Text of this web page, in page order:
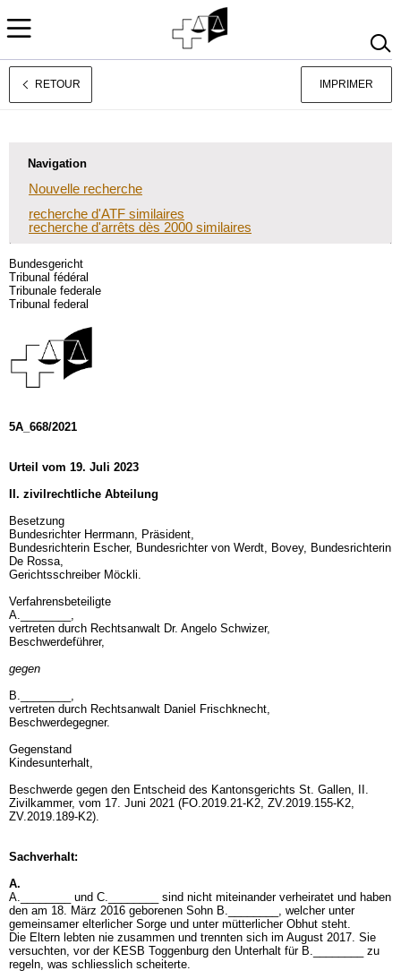
Deutsch
RETOUR IMPRIMER
Navigation
Nouvelle recherche
recherche d'ATF similaires
recherche d'arrêts dès 2000 similaires
Bundesgericht
Tribunal fédéral
Tribunale federale
Tribunal federal
5A_668/2021
Urteil vom 19. Juli 2023
II. zivilrechtliche Abteilung
Besetzung
Bundesrichter Herrmann, Präsident,
Bundesrichterin Escher, Bundesrichter von Werdt, Bovey, Bundesrichterin
De Rossa,
Gerichtsschreiber Möckli.
Verfahrensbeteiligte
A.________,
vertreten durch Rechtsanwalt Dr. Angelo Schwizer,
Beschwerdeführer,
gegen
B.________,
vertreten durch Rechtsanwalt Daniel Frischknecht,
Beschwerdegegner.
Gegenstand
Kindesunterhalt,
Beschwerde gegen den Entscheid des Kantonsgerichts St. Gallen, II.
Zivilkammer, vom 17. Juni 2021 (FO.2019.21-K2, ZV.2019.155-K2,
ZV.2019.189-K2).
Sachverhalt:
A.
A.________ und C.________ sind nicht miteinander verheiratet und haben
den am 18. März 2016 geborenen Sohn B.________, welcher unter
gemeinsamer elterlicher Sorge und unter mütterlicher Obhut steht.
Die Eltern lebten nie zusammen und trennten sich im August 2017. Sie
versuchten, vor der KESB Toggenburg den Unterhalt für B.________ zu
regeln, was schliesslich scheiterte.